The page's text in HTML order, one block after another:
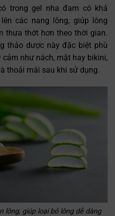
trong gel nha đam có khả
các nang lông, giúp lông
thưa thớt hơn theo thời gian.
thảo dược này đặc biệt phù
như nách, mặt hay bikini,
thoải mái sau khi sử dụng.
lông, giúp loại bỏ lông dễ dàng